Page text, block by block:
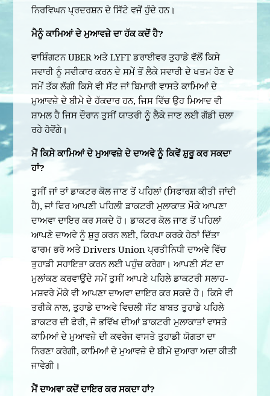
ਨਿਰਵਿਘਨ ਪ੍ਰਦਰਸ਼ਨ ਦੇ ਸਿੱਟੇ ਵਜੋਂ ਹੁੰਦੇ ਹਨ।
ਮੈਨੂੰ ਕਾਮਿਆਂ ਦੇ ਮੁਆਵਜ਼ੇ ਦਾ ਹੱਕ ਕਦੋਂ ਹੈ?
ਵਾਸ਼ਿੰਗਟਨ UBER ਅਤੇ LYFT ਡਰਾਈਵਰ ਤੁਹਾਡੇ ਵੱਲੋਂ ਕਿਸੇ
ਸਵਾਰੀ ਨੂੰ ਸਵੀਕਾਰ ਕਰਨ ਦੇ ਸਮੇਂ ਤੋਂ ਲੈਕੇ ਸਵਾਰੀ ਦੇ ਖਤਮ ਹੋਣ ਦੇ
ਸਮੇਂ ਤੱਕ ਲੱਗੀ ਕਿਸੇ ਵੀ ਸੱਟ ਜਾਂ ਬਿਮਾਰੀ ਵਾਸਤੇ ਕਾਮਿਆਂ ਦੇ
ਮੁਆਵਜ਼ੇ ਦੇ ਬੀਮੇ ਦੇ ਹੱਕਦਾਰ ਹਨ, ਜਿਸ ਵਿੱਚ ਉਹ ਮਿਆਦ ਵੀ
ਸ਼ਾਮਲ ਹੈ ਜਿਸ ਦੌਰਾਨ ਤੁਸੀਂ ਯਾਤਰੀ ਨੂੰ ਲੈਕੇ ਜਾਣ ਲਈ ਗੱਡੀ ਚਲਾ
ਰਹੇ ਹੋਵੋਂਗੇ।
ਮੈਂ ਕਿਸੇ ਕਾਮਿਆਂ ਦੇ ਮੁਆਵਜ਼ੇ ਦੇ ਦਾਅਵੇ ਨੂੰ ਕਿਵੇਂ ਸ਼ੁਰੂ ਕਰ ਸਕਦਾ
ਹਾਂ?
ਤੁਸੀਂ ਜਾਂ ਤਾਂ ਡਾਕਟਰ ਕੋਲ ਜਾਣ ਤੋਂ ਪਹਿਲਾਂ (ਸਿਫਾਰਸ਼ ਕੀਤੀ ਜਾਂਦੀ
ਹੈ), ਜਾਂ ਫਿਰ ਆਪਣੀ ਪਹਿਲੀ ਡਾਕਟਰੀ ਮੁਲਾਕਾਤ ਮੌਕੇ ਆਪਣਾ
ਦਾਅਵਾ ਦਾਇਰ ਕਰ ਸਕਦੇ ਹੋ। ਡਾਕਟਰ ਕੋਲ ਜਾਣ ਤੋਂ ਪਹਿਲਾਂ
ਆਪਣੇ ਦਾਅਵੇ ਨੂੰ ਸ਼ੁਰੂ ਕਰਨ ਲਈ, ਕਿਰਪਾ ਕਰਕੇ ਹੇਠਾਂ ਦਿੱਤਾ
ਫਾਰਮ ਭਰੋ ਅਤੇ Drivers Union ਪ੍ਰਤੀਨਿਧੀ ਦਾਅਵੇ ਵਿੱਚ
ਤੁਹਾਡੀ ਸਹਾਇਤਾ ਕਰਨ ਲਈ ਪਹੁੰਚ ਕਰੇਗਾ। ਆਪਣੀ ਸੱਟ ਦਾ
ਮੁਲਾਂਕਣ ਕਰਵਾਉਂਦੇ ਸਮੇਂ ਤੁਸੀਂ ਆਪਣੇ ਪਹਿਲੇ ਡਾਕਟਰੀ ਸਲਾਹ-
ਮਸ਼ਵਰੇ ਮੌਕੇ ਵੀ ਆਪਣਾ ਦਾਅਵਾ ਦਾਇਰ ਕਰ ਸਕਦੇ ਹੋ। ਕਿਸੇ ਵੀ
ਤਰੀਕੇ ਨਾਲ, ਤੁਹਾਡੇ ਦਾਅਵੇ ਵਿਚਲੀ ਸੱਟ ਬਾਬਤ ਤੁਹਾਡੇ ਪਹਿਲੇ
ਡਾਕਟਰ ਦੀ ਫੇਰੀ, ਜੋ ਭਵਿੱਖ ਦੀਆਂ ਡਾਕਟਰੀ ਮੁਲਾਕਾਤਾਂ ਵਾਸਤੇ
ਕਾਮਿਆਂ ਦੇ ਮੁਆਵਜ਼ੇ ਦੀ ਕਵਰੇਜ ਵਾਸਤੇ ਤੁਹਾਡੀ ਯੋਗਤਾ ਦਾ
ਨਿਰਣਾ ਕਰੇਗੀ, ਕਾਮਿਆਂ ਦੇ ਮੁਆਵਜ਼ੇ ਦੇ ਬੀਮੇ ਦੁਆਰਾ ਅਦਾ ਕੀਤੀ
ਜਾਵੇਗੀ।
ਮੈਂ ਦਾਅਵਾ ਕਦੋਂ ਦਾਇਰ ਕਰ ਸਕਦਾ ਹਾਂ?